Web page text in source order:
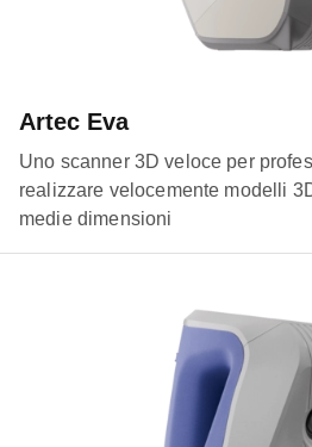
Artec Eva
Uno scanner 3D veloce per
realizzare velocemente modelli
medie dimensioni